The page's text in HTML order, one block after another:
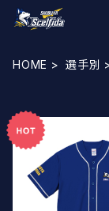
HOME 選手別